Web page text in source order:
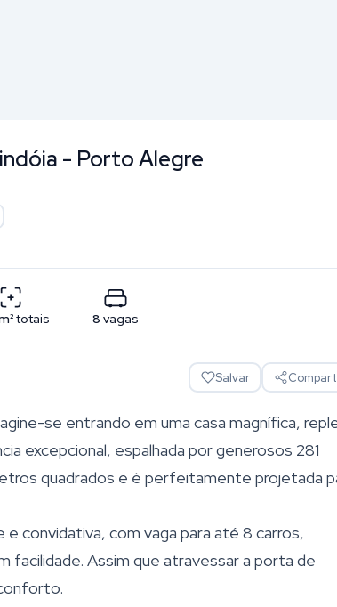
- Porto Alegre
totais 8 vagas
Salvar
se entrando em uma casa magnífica,
excepcional, espalhada por generosos 281
quadrados e é perfeitamente projetada
convidativa, com vaga para até 8 carros,
facilidade. Assim que atravessar a porta de